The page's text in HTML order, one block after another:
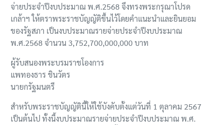
จ่ายประจำปีงบประมาณ พ.ศ.2568 จึงทรงพระกรุณาโปรด
เกล้าฯ ให้ตราพระราชบัญญัติขึ้นไว้โดยคำแนะนำและยินยอม
ของรัฐสภา เป็นงบประมาณรายจ่ายประจำปีงบประมาณ
พ.ศ.2568 จำนวน 3,752,700,000,000 บาท
ผู้รับสนองพระบรมราชโองการ
แพทองธาร ชินวัตร
นายกรัฐมนตรี
สำหรับพระราชบัญญัตินี้ให้ใช้บังคับตั้งแต่วันที่ 1 ตุลาคม 2567
เป็นต้นไป ทั้งนี้งบประมาณรายจ่ายประจำปีงบประมาณ พ.ศ.